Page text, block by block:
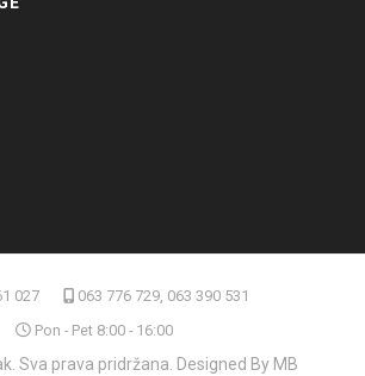
027
063 776 729, 063 390 531
Pon - Pet 8:00 - 16:00
Sva prava pridržana. Designed By MB